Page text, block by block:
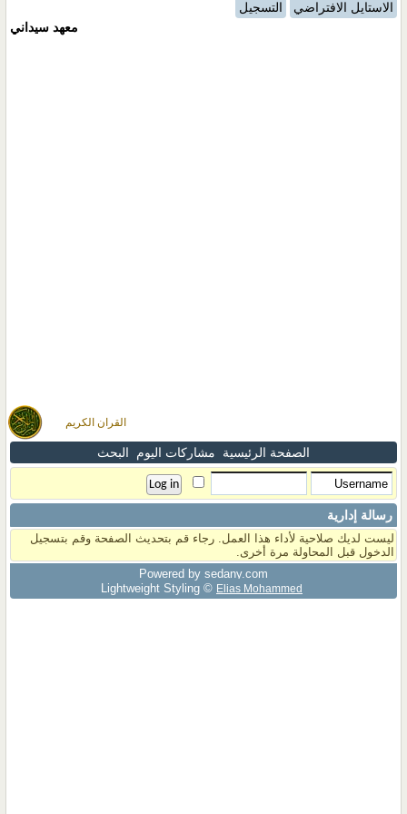
القران الكريم
الاستايل الافتراضي
التسجيل
معهد سيداني
الصفحة الرئيسية مشاركات اليوم البحث
رسالة إدارية
ليست لديك صلاحية لأداء هذا العمل. رجاء قم بتحديث الصفحة وقم بتسجيل
الدخول قبل المحاولة مرة أخرى.
Powered by sedany.com
Lightweight Styling © Elias Mohammed